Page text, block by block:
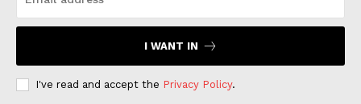
I WANT IN
I've read and accept the Privacy Policy.